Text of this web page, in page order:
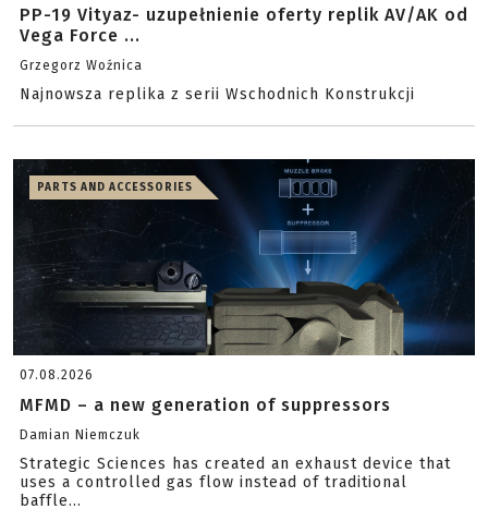
PP-19 Vityaz- uzupełnienie oferty replik AV/AK od
Vega Force ...
Grzegorz Woźnica
Najnowsza replika z serii Wschodnich Konstrukcji
PARTS AND ACCESSORIES
07.08.2026
MFMD – a new generation of suppressors
Damian Niemczuk
Strategic Sciences has created an exhaust device that
uses a controlled gas flow instead of traditional
baffle...